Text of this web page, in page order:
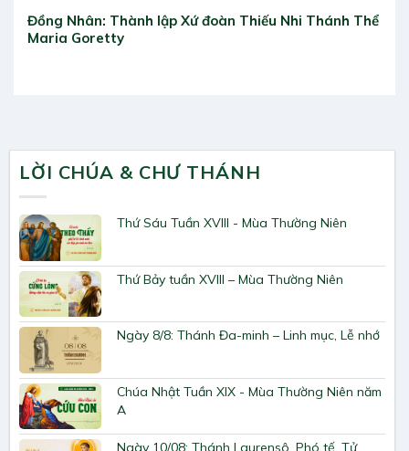
Đồng Nhân: Thành lập Xứ đoàn Thiếu Nhi Thánh Thể
Maria Goretty
LỜI CHÚA & CHƯ THÁNH
Thứ Sáu Tuần XVIII - Mùa Thường Niên
Thứ Bảy tuần XVIII – Mùa Thường Niên
Ngày 8/8: Thánh Đa-minh – Linh mục, Lễ nhớ
Chúa Nhật Tuần XIX - Mùa Thường Niên năm
A
Ngày 10/08: Thánh Laurensô, Phó tế, Tử